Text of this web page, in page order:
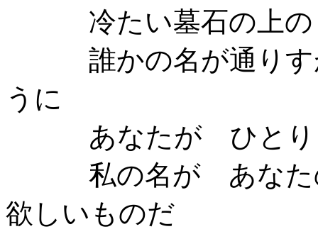
冷たい墓石の上の
誰かの名が通りすが
うに
あなたが ひとりこ
私の名が あなたの
欲しいものだ